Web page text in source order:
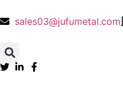
sales03@jufumetal.com